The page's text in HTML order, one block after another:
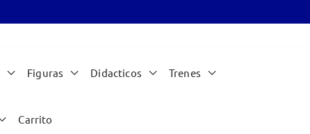
Figuras Didacticos Trenes
Carrito